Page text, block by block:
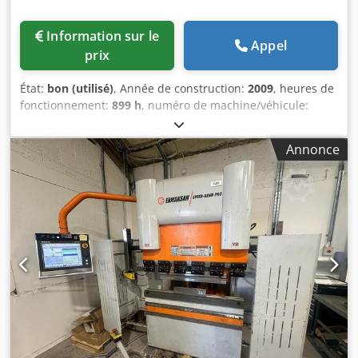
prix
Appel
État: bon (utilisé), Année de construction: 2009, heures de
fonctionnement: 899 h, numéro de machine/véhicule:
, force de poinçonnage:
(max.):6 mm, longueur de la table:2 000 mm, largeur de
la table:
1 270 mm, poids total:11 000 kg
, plage de travail:
40 mm , Poinçonneuse ERMAK RPP 1270x30Tn Année 2009
Marque : Ermak Modèle : RPP 1270x30 Numéro de série :
SN20090545 Année : 2009 Dcedpfxjv S Ufye Ac Ejk
Caractéristiques principales : Heures d'ouverture : -
Heures de mise sous tension : 899 heures - Heures de
pointage : 1 heure 6 minutes - Force de poinçonnage : 30
tonnes - Capacité maximale : - Epaisseur de la tôle : 6 mm.
- Dimensions de la feuille : 1270 mm (largeur) x 2000 mm
(longueur) - Course : 40 mm - Débattement de l'essieu : -
Axe X : 2000 mm. - Axe Y : 1270 mm. - Vitesse de
déplacement : - Axe X : 70 m/min. - Axe Y : 70 m/min. -
Annonce